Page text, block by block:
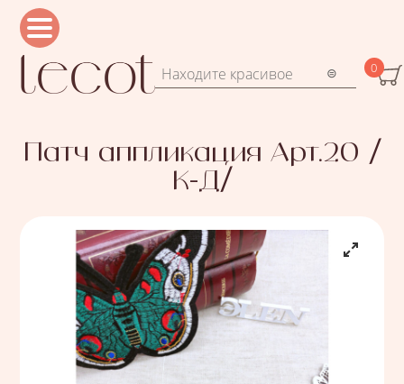
Перейти к основному содержанию
Форма поиска
Поиск 0
Патч аппликация Арт.20 /
К-Д/